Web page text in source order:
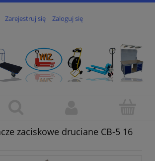
Zarejestruj się Zaloguj się
zaciskowe druciane CB-5 16